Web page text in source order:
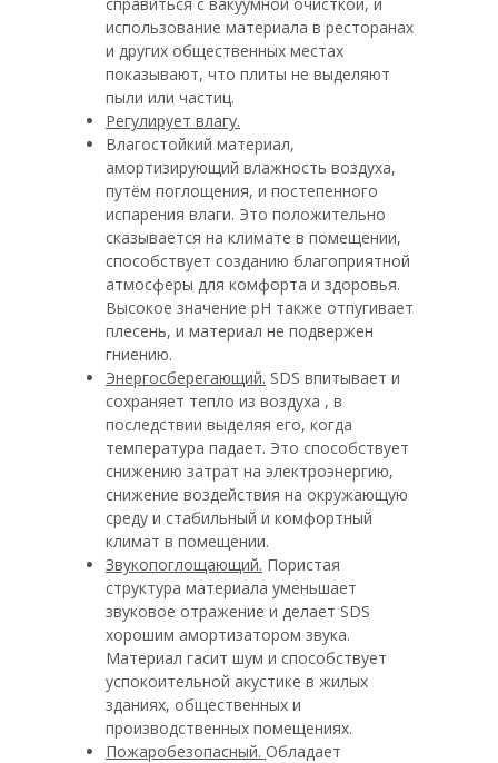
использование материала в ресторанах
и других общественных местах
показывают, что плиты не выделяют
пыли или частиц.
Регулирует влагу.
Влагостойкий материал,
амортизирующий влажность воздуха,
путём поглощения, и постепенного
испарения влаги. Это положительно
сказывается на климате в помещении,
способствует созданию благоприятной
атмосферы для комфорта и здоровья.
Высокое значение рН также отпугивает
плесень, и материал не подвержен
гниению.
Энергосберегающий. SDS впитывает и
сохраняет тепло из воздуха , в
последствии выделяя его, когда
температура падает. Это способствует
снижению затрат на электроэнергию,
снижение воздействия на окружающую
среду и стабильный и комфортный
климат в помещении.
Звукопоглощающий. Пористая
структура материала уменьшает
звуковое отражение и делает SDS
хорошим амортизатором звука.
Материал гасит шум и способствует
успокоительной акустике в жилых
зданиях, общественных и
производственных помещениях.
Пожаробезопасный. Обладает